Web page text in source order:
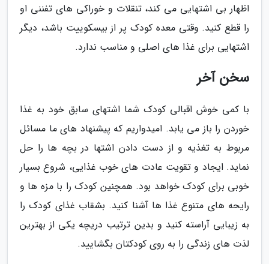
اظهار بی اشتهایی می کند، تنقلات و خوراکی های تفننی او
را قطع کنید. وقتی معده کودک پر از بیسکوییت باشد، دیگر
اشتهایی برای غذا های اصلی و مناسب ندارد.
سخن آخر
با کمی خوش اقبالی کودک شما اشتهای سابق خود به غذا
خوردن را باز می یابد. امیدواریم که پیشنهاد های ما مسائل
مربوط به تغذیه و از دست دادن اشتها در بچه ها را حل
نماید. ایجاد و تقویت عادت های خوب غذایی، شروع بسیار
خوبی برای کودک خواهد بود. همچنین کودک را با مزه ها و
رایحه های متنوع غذا ها آشنا کنید. بشقاب غذای کودک را
به زیبایی آراسته کنید و بدین ترتیب دریچه یکی از بهترین
لذت های زندگی را به روی کودکتان بگشایید.